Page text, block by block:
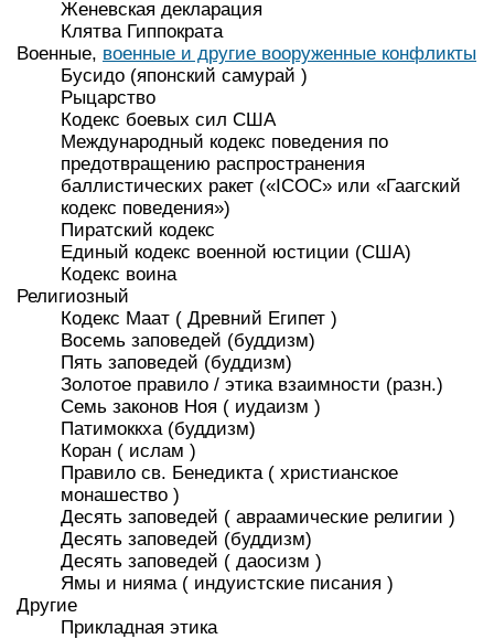
Женевская декларация
Клятва Гиппократа
Военные, военные и другие вооруженные конфликты
Бусидо (японский самурай )
Рыцарство
Кодекс боевых сил США
Международный кодекс поведения по
предотвращению распространения
баллистических ракет («ICOC» ​​или «Гаагский
кодекс поведения»)
Пиратский кодекс
Единый кодекс военной юстиции (США)
Кодекс воина
Религиозный
Кодекс Маат ( Древний Египет )
Восемь заповедей (буддизм)
Пять заповедей (буддизм)
Золотое правило / этика взаимности (разн.)
Семь законов Ноя ( иудаизм )
Патимоккха (буддизм)
Коран ( ислам )
Правило св. Бенедикта ( христианское
монашество )
Десять заповедей ( авраамические религии )
Десять заповедей (буддизм)
Десять заповедей ( даосизм )
Ямы и нияма ( индуистские писания )
Другие
Прикладная этика